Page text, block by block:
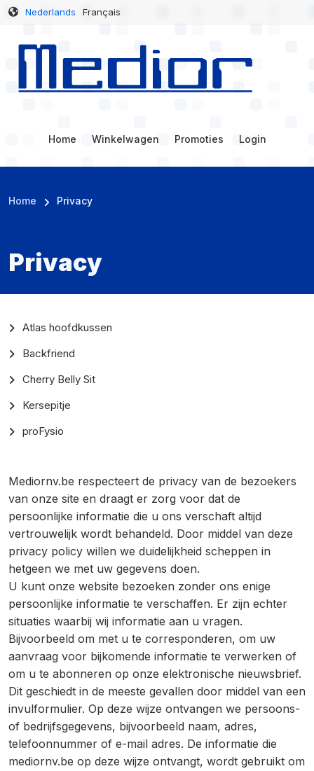
Overslaan en naar de inhoud gaan
Nederlands Français
Home Winkelwagen Promoties Login
Kruimelpad
Home Privacy
Privacy
Mediornv.be respecteert de privacy van de bezoekers
van onze site en draagt er zorg voor dat de
persoonlijke informatie die u ons verschaft altijd
vertrouwelijk wordt behandeld. Door middel van deze
privacy policy willen we duidelijkheid scheppen in
hetgeen we met uw gegevens doen.
U kunt onze website bezoeken zonder ons enige
persoonlijke informatie te verschaffen. Er zijn echter
situaties waarbij wij informatie aan u vragen.
Bijvoorbeeld om met u te corresponderen, om uw
aanvraag voor bijkomende informatie te verwerken of
om u te abonneren op onze elektronische nieuwsbrief.
Dit geschiedt in de meeste gevallen door middel van een
invulformulier. Op deze wijze ontvangen we persoons-
of bedrijfsgegevens, bijvoorbeeld naam, adres,
telefoonnummer of e-mail adres. De informatie die
mediornv.be op deze wijze ontvangt, wordt gebruikt om
Producten
Atlas hoofdkussen
Backfriend
Cherry Belly Sit
Kersepitje
proFysio